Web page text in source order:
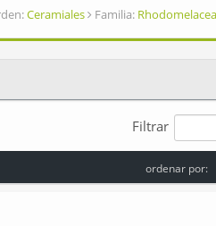
Ceramiales Familia:
Filtrar
ordenar por: